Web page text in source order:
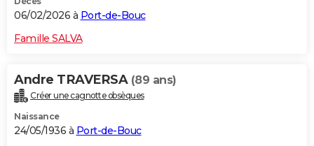
06/02/2026 à Port-de-Bouc
Famille SALVA
Andre TRAVERSA (89 ans)
Créer une cagnotte obsèques
Naissance
24/05/1936 à Port-de-Bouc